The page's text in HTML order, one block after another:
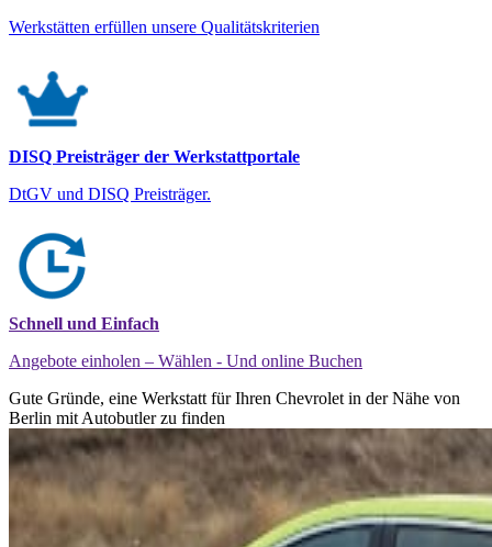
Werkstätten erfüllen unsere Qualitätskriterien
DISQ Preisträger der Werkstattportale
DtGV und DISQ Preisträger.
Schnell und Einfach
Angebote einholen – Wählen - Und online Buchen
Gute Gründe, eine Werkstatt für Ihren Chevrolet in der Nähe von
Berlin mit Autobutler zu finden